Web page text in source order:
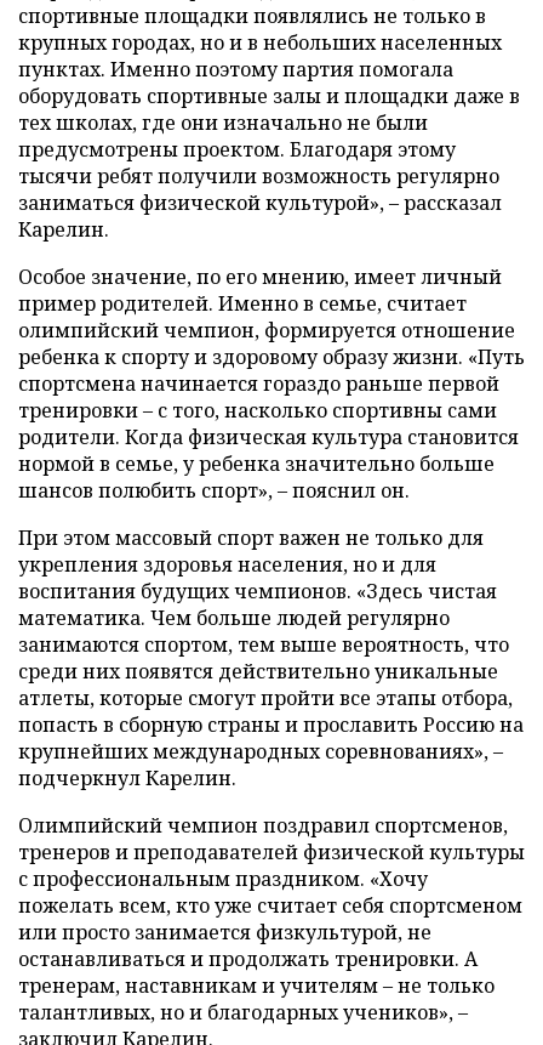
спортивные площадки появлялись не только в
крупных городах, но и в небольших населенных
пунктах. Именно поэтому партия помогала
оборудовать спортивные залы и площадки даже в
тех школах, где они изначально не были
предусмотрены проектом. Благодаря этому
тысячи ребят получили возможность регулярно
заниматься физической культурой», – рассказал
Карелин.
Особое значение, по его мнению, имеет личный
пример родителей. Именно в семье, считает
олимпийский чемпион, формируется отношение
ребенка к спорту и здоровому образу жизни. «Путь
спортсмена начинается гораздо раньше первой
тренировки – с того, насколько спортивны сами
родители. Когда физическая культура становится
нормой в семье, у ребенка значительно больше
шансов полюбить спорт», – пояснил он.
При этом массовый спорт важен не только для
укрепления здоровья населения, но и для
воспитания будущих чемпионов. «Здесь чистая
математика. Чем больше людей регулярно
занимаются спортом, тем выше вероятность, что
среди них появятся действительно уникальные
атлеты, которые смогут пройти все этапы отбора,
попасть в сборную страны и прославить Россию на
крупнейших международных соревнованиях», –
подчеркнул Карелин.
Олимпийский чемпион поздравил спортсменов,
тренеров и преподавателей физической культуры
с профессиональным праздником. «Хочу
пожелать всем, кто уже считает себя спортсменом
или просто занимается физкультурой, не
останавливаться и продолжать тренировки. А
тренерам, наставникам и учителям – не только
талантливых, но и благодарных учеников», –
заключил Карелин.